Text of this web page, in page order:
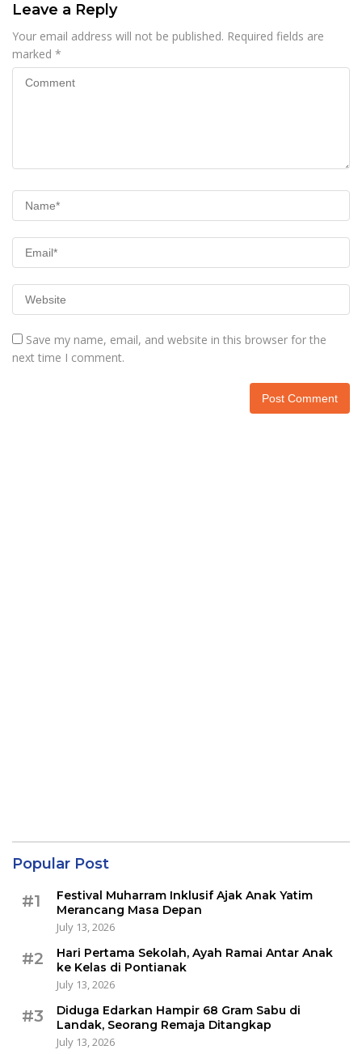
Leave a Reply
Your email address will not be published. Required fields are
marked *
Save my name, email, and website in this browser for the
next time I comment.
Popular Post
#1
Festival Muharram Inklusif Ajak Anak Yatim
Merancang Masa Depan
July 13, 2026
#2
Hari Pertama Sekolah, Ayah Ramai Antar Anak
ke Kelas di Pontianak
July 13, 2026
#3
Diduga Edarkan Hampir 68 Gram Sabu di
Landak, Seorang Remaja Ditangkap
July 13, 2026